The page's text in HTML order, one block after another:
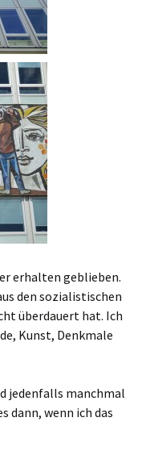
erhalten geblieben.
den sozialistischen
überdauert hat. Ich
Kunst, Denkmale
jedenfalls manchmal
dann, wenn ich das